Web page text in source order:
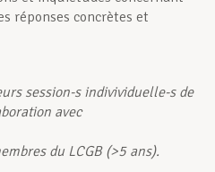
privée
réponses concrètes et
session-s indivividuelle-s de
avec
du LCGB (>5 ans).